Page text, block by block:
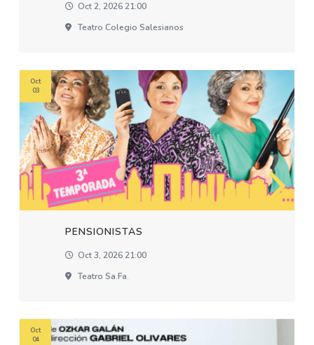
Oct 2, 2026 21:00
Teatro Colegio Salesianos
PENSIONISTAS
Oct 3, 2026 21:00
Teatro Sa.fa.
Oct
03
Oct
04